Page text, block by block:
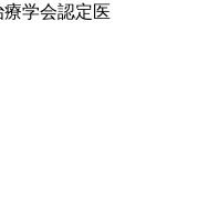
学会認定医